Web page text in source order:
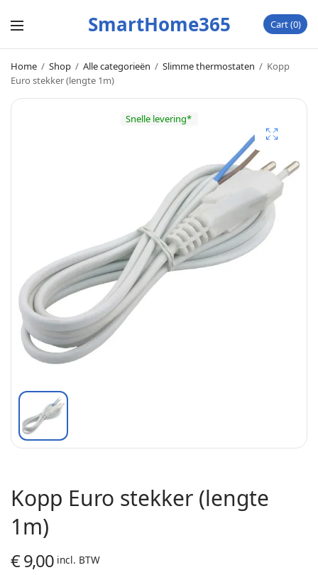
SmartHome365 Cart 0
Home / Shop / Alle categorieën / Slimme thermostaten / Kopp
Euro stekker (lengte 1m)
Snelle levering*
Kopp Euro stekker (lengte
1m)
€9,00 incl. BTW